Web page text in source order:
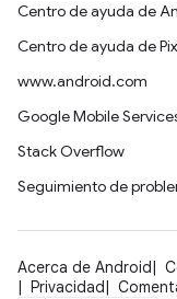
Centro de ayuda de
Centro de ayuda de
www.android.com
Google Mobile
Stack Overflow
Seguimiento de
Acerca de Android
Privacidad